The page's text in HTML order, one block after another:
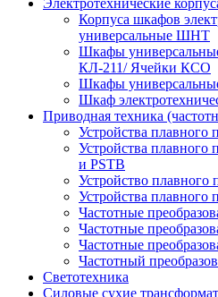
Электротехнические
Корпуса шкафов
универсальные ШНТ
Шкафы
КЛ-211/ Ячейки КСО
Шкафы
Шкаф
Приводная техника
Устройства плавного
Устройства плавного
и PSTB
Устройство плавного
Устройства плавного
Частотные
Частотные
Частотные
Частотный
Светотехника
Силовые сухие